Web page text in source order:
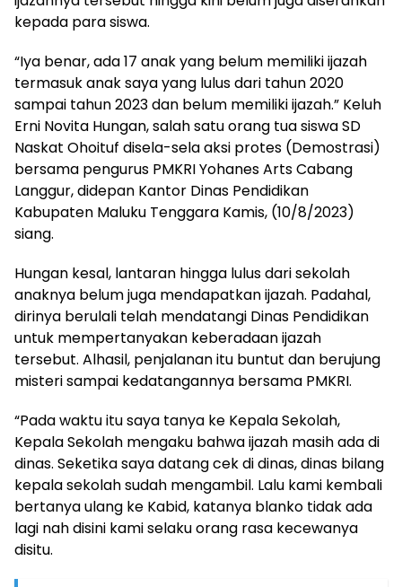
kepada para siswa.
“Iya benar, ada 17 anak yang belum memiliki ijazah
termasuk anak saya yang lulus dari tahun 2020
sampai tahun 2023 dan belum memiliki ijazah.” Keluh
Erni Novita Hungan, salah satu orang tua siswa SD
Naskat Ohoituf disela-sela aksi protes (Demostrasi)
bersama pengurus PMKRI Yohanes Arts Cabang
Langgur, didepan Kantor Dinas Pendidikan
Kabupaten Maluku Tenggara Kamis, (10/8/2023)
siang.
Hungan kesal, lantaran hingga lulus dari sekolah
anaknya belum juga mendapatkan ijazah. Padahal,
dirinya berulali telah mendatangi Dinas Pendidikan
untuk mempertanyakan keberadaan ijazah
tersebut. Alhasil, penjalanan itu buntut dan berujung
misteri sampai kedatangannya bersama PMKRI.
“Pada waktu itu saya tanya ke Kepala Sekolah,
Kepala Sekolah mengaku bahwa ijazah masih ada di
dinas. Seketika saya datang cek di dinas, dinas bilang
kepala sekolah sudah mengambil. Lalu kami kembali
bertanya ulang ke Kabid, katanya blanko tidak ada
lagi nah disini kami selaku orang rasa kecewanya
disitu.